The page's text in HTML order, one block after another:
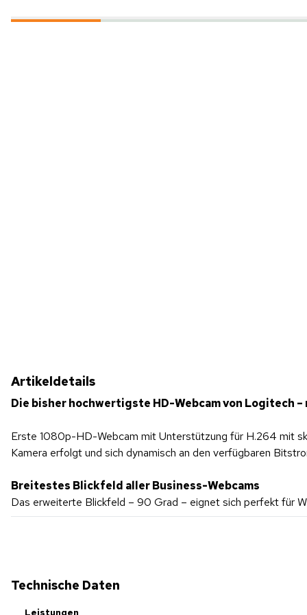
Artikeldetails
Die bisher hochwertigste HD-Webcam von Logitech
Erste 1080p-HD-Webcam mit Unterstützung für H.264 mit
Kamera erfolgt und sich dynamisch an den verfügbaren
Breitestes Blickfeld aller Business-Webcams
Das erweiterte Blickfeld – 90 Grad – eignet sich perfekt für
Technische Daten
Leistungen